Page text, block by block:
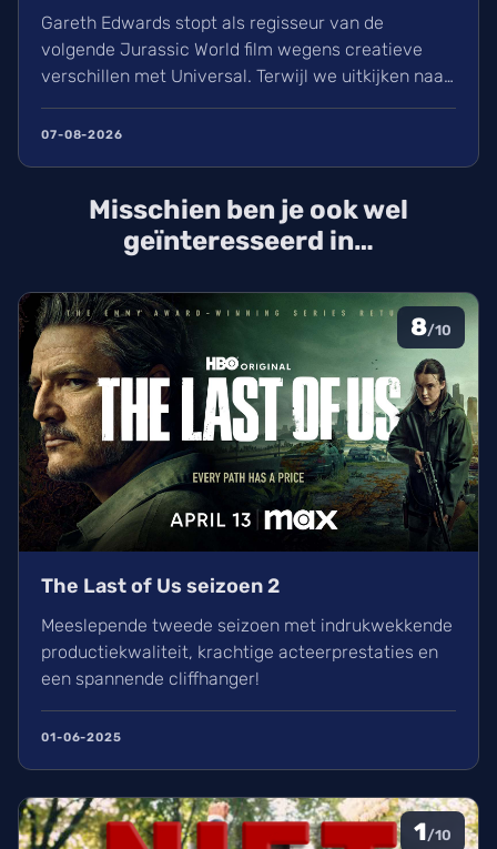
Gareth Edwards stopt als regisseur van de
volgende Jurassic World film wegens creatieve
verschillen met Universal. Terwijl we uitkijken naar
het vervolg op Rebirth (2025), is de zoektocht naar
een nieuwe leider voor de film van 2027 gestart.
07-08-2026
Misschien ben je ook wel
geïnteresseerd in…
8/10
The Last of Us seizoen 2
Meeslepende tweede seizoen met indrukwekkende
productiekwaliteit, krachtige acteerprestaties en
een spannende cliffhanger!
01-06-2025
1/10